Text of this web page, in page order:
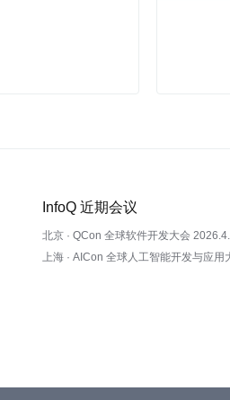
InfoQ 近期会议
北京 · QCon 全球软件开发大会
上海 · AICon 全球人工智能开发与应用